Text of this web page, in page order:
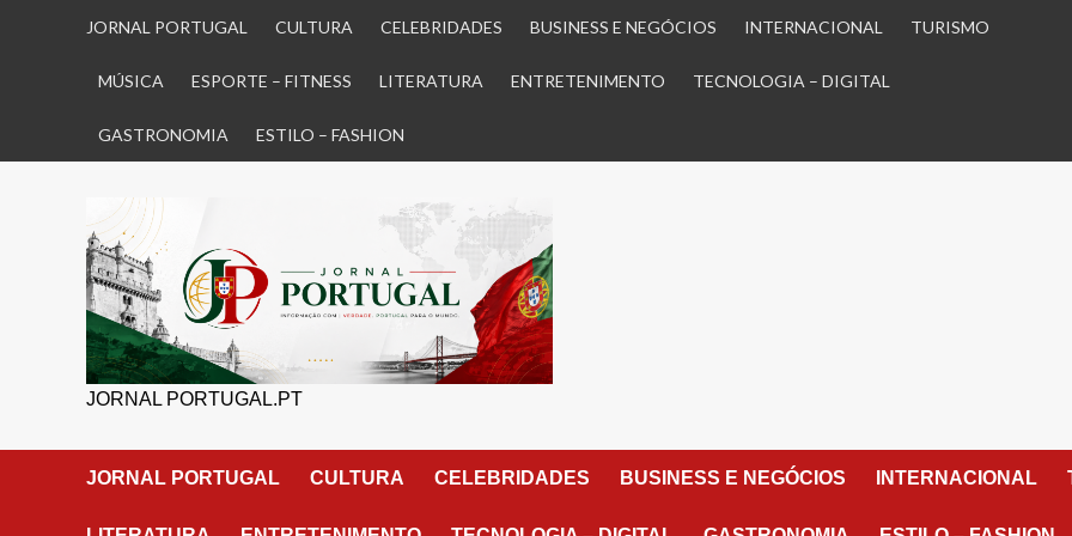
JORNAL PORTUGAL CULTURA CELEBRIDADES BUSINESS E NEGÓCIOS INTERNACIONAL TURISMO
MÚSICA ESPORTE – FITNESS LITERATURA ENTRETENIMENTO TECNOLOGIA – DIGITAL
GASTRONOMIA ESTILO – FASHION
JORNAL PORTUGAL.PT
JORNAL PORTUGAL CULTURA CELEBRIDADES BUSINESS E NEGÓCIOS INTERNACIONAL